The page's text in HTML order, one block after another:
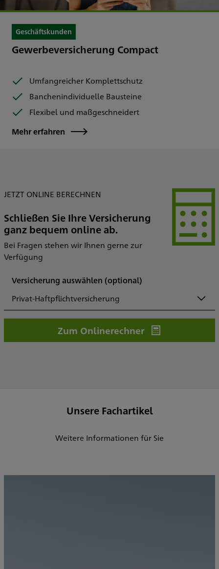
Geschäftskunden
Gewerbeversicherung Compact
Umfangreicher Komplettschutz
Banchenindividuelle Bausteine
Flexibel und maßgeschneidert
Mehr erfahren
JETZT ONLINE BERECHNEN
Schließen Sie Ihre Versicherung
ganz bequem online ab.
Bei Fragen stehen wir Ihnen gerne zur
Verfügung
Versicherung auswählen (optional)
Privat-Haftpflichtversicherung
Zum Onlinerechner
Unsere Fachartikel
Weitere Informationen für Sie